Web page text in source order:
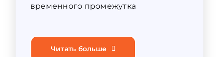
временного промежутка
Читать больше